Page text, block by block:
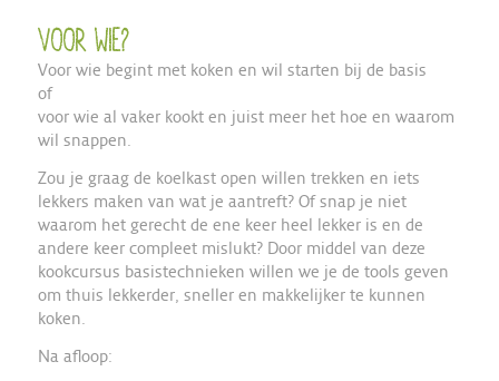
Voor wie?
Voor wie begint met koken en wil starten bij de basis
of
voor wie al vaker kookt en juist meer het hoe en waarom
wil snappen.
Zou je graag de koelkast open willen trekken en iets
lekkers maken van wat je aantreft? Of snap je niet
waarom het gerecht de ene keer heel lekker is en de
andere keer compleet mislukt? Door middel van deze
kookcursus basistechnieken willen we je de tools geven
om thuis lekkerder, sneller en makkelijker te kunnen
koken.
Na afloop: